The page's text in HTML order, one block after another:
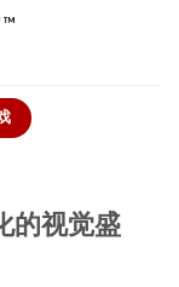
的视觉盛